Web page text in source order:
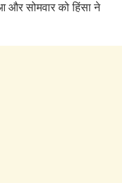
सोमवार को हिंसा ने